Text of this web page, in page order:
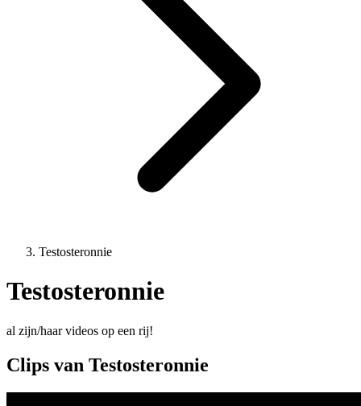
Testosteronnie
Testosteronnie
al zijn/haar videos op een rij!
Clips van Testosteronnie